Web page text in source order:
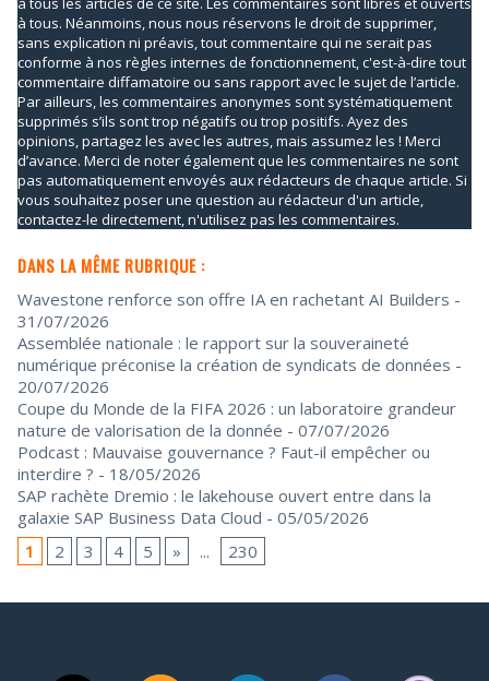
à tous. Néanmoins, nous nous réservons le droit de supprimer,
sans explication ni préavis, tout commentaire qui ne serait pas
conforme à nos règles internes de fonctionnement, c'est-à-dire tout
commentaire diffamatoire ou sans rapport avec le sujet de l’article.
Par ailleurs, les commentaires anonymes sont systématiquement
supprimés s’ils sont trop négatifs ou trop positifs. Ayez des
opinions, partagez les avec les autres, mais assumez les ! Merci
d’avance. Merci de noter également que les commentaires ne sont
pas automatiquement envoyés aux rédacteurs de chaque article. Si
vous souhaitez poser une question au rédacteur d'un article,
contactez-le directement, n'utilisez pas les commentaires.
DANS LA MÊME RUBRIQUE :
Wavestone renforce son offre IA en rachetant AI Builders -
31/07/2026
Assemblée nationale : le rapport sur la souveraineté
numérique préconise la création de syndicats de données -
20/07/2026
Coupe du Monde de la FIFA 2026 : un laboratoire grandeur
nature de valorisation de la donnée - 07/07/2026
Podcast : Mauvaise gouvernance ? Faut-il empêcher ou
interdire ? - 18/05/2026
SAP rachète Dremio : le lakehouse ouvert entre dans la
galaxie SAP Business Data Cloud - 05/05/2026
1
2 3 4 5 » ... 230